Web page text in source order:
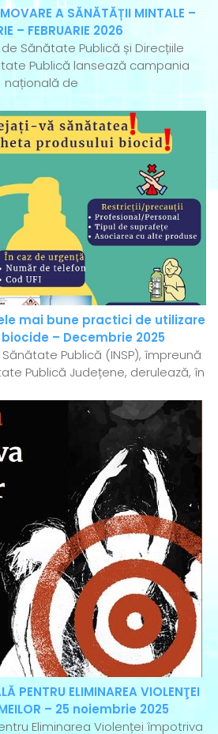
A SĂNĂTĂȚII MINTALE –
– FEBRUARIE 2026
Sănătate Publică și Direcțiile
Publică lansează campania
națională de
mai bune practici de utilizare
– Decembrie 2025
Publică (INSP), împreună
Publică Județene, derulează, în
PENTRU ELIMINAREA VIOLENŢEI
– 25 noiembrie 2025
Eliminarea Violenței împotriva